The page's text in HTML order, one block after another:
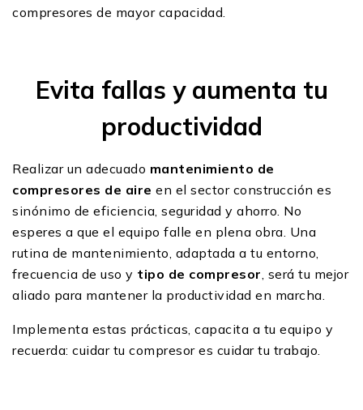
compresores de mayor capacidad.
Evita fallas y aumenta tu
productividad
Realizar un adecuado mantenimiento de
compresores de aire en el sector construcción es
sinónimo de eficiencia, seguridad y ahorro. No
esperes a que el equipo falle en plena obra. Una
rutina de mantenimiento, adaptada a tu entorno,
frecuencia de uso y tipo de compresor , será tu mejor
aliado para mantener la productividad en marcha.
Implementa estas prácticas, capacita a tu equipo y
recuerda: cuidar tu compresor es cuidar tu trabajo.